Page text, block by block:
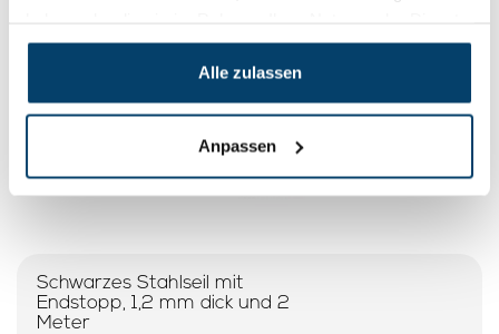
gesammelt haben.
Alle zulassen
Anpassen
Schwarzes Stahlseil mit
Endstopp, 1,2 mm dick und 2
Meter